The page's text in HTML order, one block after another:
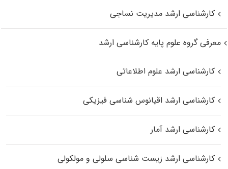
کارشناسی ارشد مدیریت نساجی
معرفی گروه علوم پایه کارشناسی ارشد
کارشناسی ارشد علوم اطلاعاتی
کارشناسی ارشد اقیانوس‌ شناسی فیزیکی
کارشناسی ارشد آمار
کارشناسی ارشد زیست شناسی سلولی و مولکولی